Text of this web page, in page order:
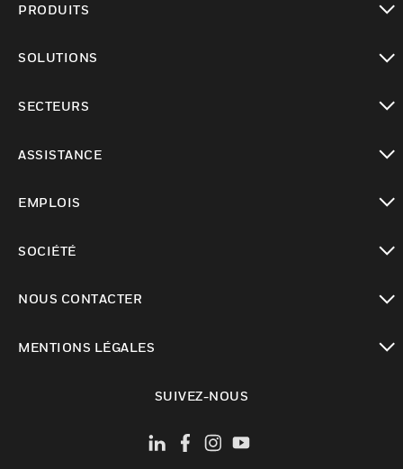
PRODUITS
SOLUTIONS
SECTEURS
ASSISTANCE
EMPLOIS
SOCIÉTÉ
NOUS CONTACTER
MENTIONS LÉGALES
SUIVEZ-NOUS